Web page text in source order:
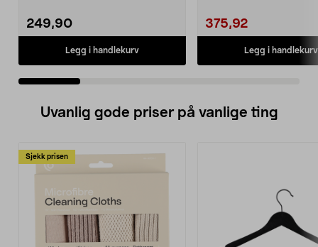
249,90
Legg i handlekurv
375,92
Legg i handlekurv
Uvanlig gode priser på vanlige ting
Sjekk prisen